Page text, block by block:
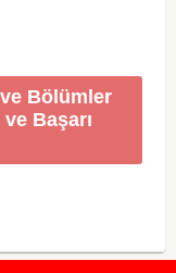
Bölümler
Başarı